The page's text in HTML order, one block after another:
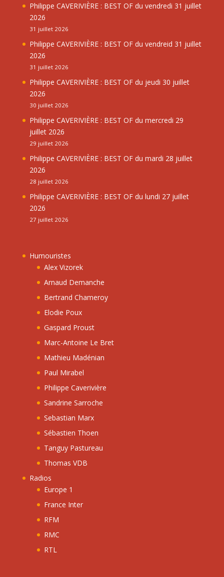
Philippe CAVERIVIÈRE : BEST OF du vendredi 31 juillet
2026
31 juillet 2026
Philippe CAVERIVIÈRE : BEST OF du vendreid 31 juillet
2026
31 juillet 2026
Philippe CAVERIVIÈRE : BEST OF du jeudi 30 juillet
2026
30 juillet 2026
Philippe CAVERIVIÈRE : BEST OF du mercredi 29
juillet 2026
29 juillet 2026
Philippe CAVERIVIÈRE : BEST OF du mardi 28 juillet
2026
28 juillet 2026
Philippe CAVERIVIÈRE : BEST OF du lundi 27 juillet
2026
27 juillet 2026
Humouristes
Alex Vizorek
Arnaud Demanche
Bertrand Chameroy
Elodie Poux
Gaspard Proust
Marc-Antoine Le Bret
Mathieu Madénian
Paul Mirabel
Philippe Caverivière
Sandrine Sarroche
Sebastian Marx
Sébastien Thoen
Tanguy Pastureau
Thomas VDB
Radios
Europe 1
France Inter
RFM
RMC
RTL